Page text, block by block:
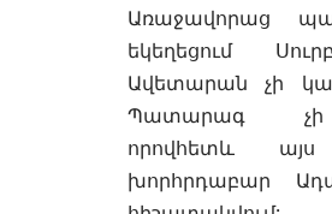
Առաջավորաց
եկեղեցում
Ավետարան չի
Պատարագ չի
որովհետև
խորհրդաբար